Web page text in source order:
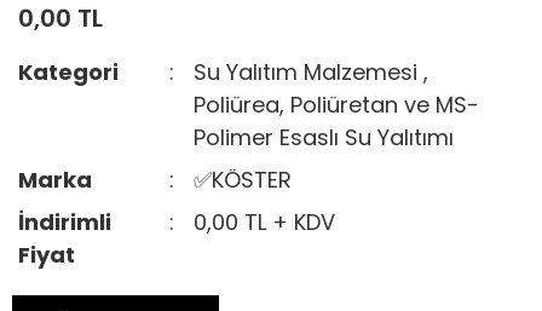
0,00 TL
Kategori Su Yalıtım Malzemesi ,
Poliürea, Poliüretan ve MS-
Polimer Esaslı Su Yalıtımı
Marka
✅KÖSTER
İndirimli
Fiyat
0,00 TL + KDV